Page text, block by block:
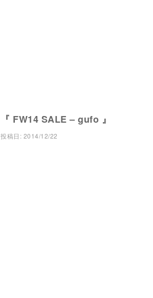
『 FW14 SALE – gufo 』
投稿日: 2014/12/22